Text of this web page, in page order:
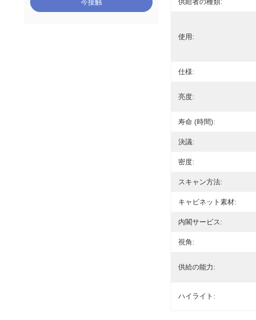
今接触
使用:
仕様:
亮度:
寿命 (時間):
決議:
密度:
スキャン方法:
キャビネット素材:
内閣サービス:
視角:
供給の能力:
ハイライト: